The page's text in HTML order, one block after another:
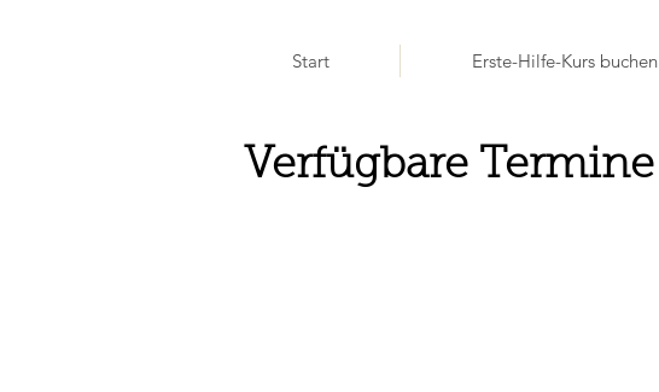
Start Erste-Hilfe-Kurs buchen
Verfügbare Termine